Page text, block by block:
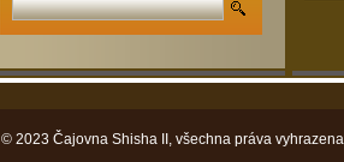
© 2023 Čajovna Shisha II, všechna práva vyhrazena.